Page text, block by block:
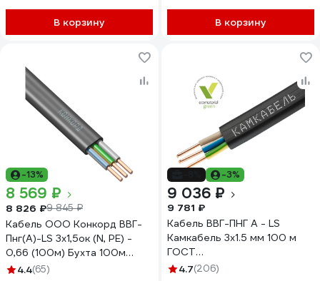
В корзину В корзину
-13%
8 569 ₽
8 826 ₽9 845 ₽
Кабель ООО Конкорд ВВГ-
Пнг(А)-LS 3x1,5ок (N, PE) -
0,66 (100м) Бухта 100м
4662
4.4(65)
-3%
9 036 ₽
9 781 ₽
Кабель ВВГ-ПНГ А - LS
Камкабель 3x1.5 мм 100 м
ГОСТ
1157К30FG00070А0100М
4.7(206)